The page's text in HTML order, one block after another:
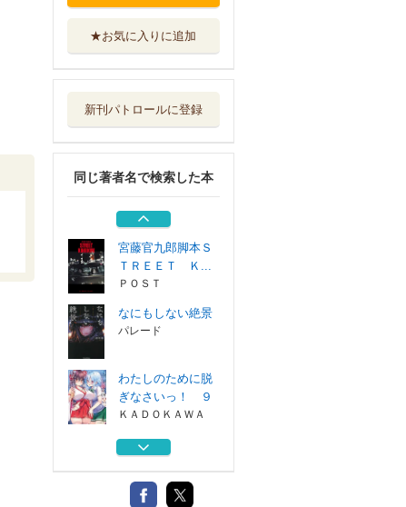
★お気に入りに追加
新刊パトロールに登録
同じ著者名で検索した本
わたしのために脱
ぎなさいっ！ ９
「三方よし」の家
ＰＨＰ研究所
わたしのために脱
ぎなさいっ！ ８
ＫＡＤＯＫＡＷＡ
宮藤官九郎脚本Ｓ
ＴＲＥＥＴ Ｋ...
ＰＯＳＴ
なにもしない絶景
パレード
わたしのために脱
ぎなさいっ！ ９
ＫＡＤＯＫＡＷＡ
「三方よし」の家
ＰＨＰ研究所